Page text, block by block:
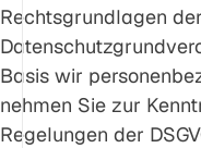
Rechtsgrundlagen
Basis wir
nehmen Sie zur
Regelungen der